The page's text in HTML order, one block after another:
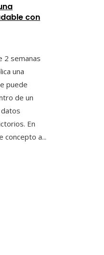
con
2 semanas
una
puede
de un
En
concepto a...